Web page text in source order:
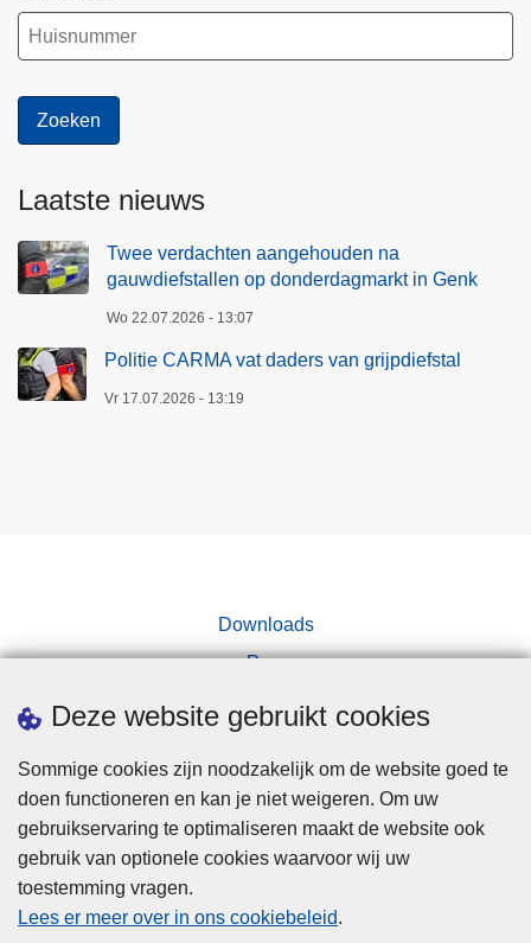
Deze website gebruikt cookies
Sommige cookies zijn noodzakelijk om de website goed te
doen functioneren en kan je niet weigeren. Om uw
gebruikservaring te optimaliseren maakt de website ook
gebruik van optionele cookies waarvoor wij uw
toestemming vragen.
Lees er meer over in ons cookiebeleid.
Laatste nieuws
Twee verdachten aangehouden na
gauwdiefstallen op donderdagmarkt in Genk
Wo 22.07.2026 - 13:07
Politie CARMA vat daders van grijpdiefstal
Vr 17.07.2026 - 13:19
Downloads
Pers
Disclaimer
Privacy